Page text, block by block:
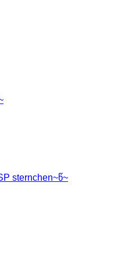
sternchen~წ~